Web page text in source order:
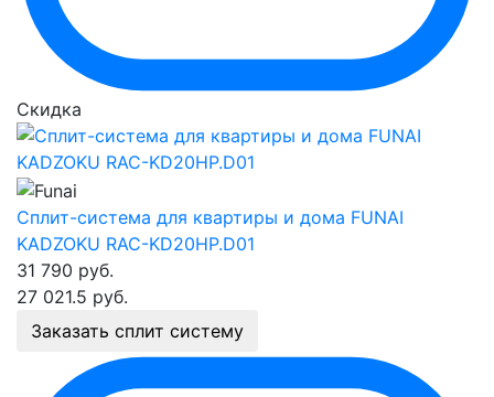
Скидка
Сплит-система для квартиры и дома FUNAI
KADZOKU RAC-KD20HP.D01
31 790 руб.
27 021.5 руб.
Заказать сплит систему